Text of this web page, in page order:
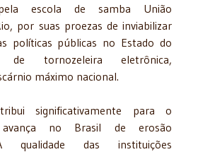
pela escola de samba União
por suas proezas de inviabilizar
políticas públicas no Estado do
de tornozeleira eletrônica,
máximo nacional.
significativamente para o
no Brasil de erosão
qualidade das instituições